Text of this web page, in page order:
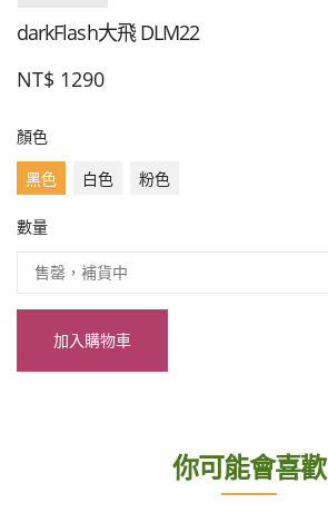
darkFlash大飛 DLM22
NT$ 1290
顏色
黑色
白色 粉色
數量
加入購物車
你可能會喜歡